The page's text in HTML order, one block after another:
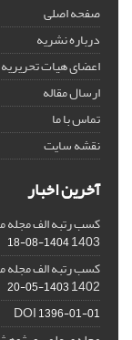
صفحه اصلی
درباره نشریه
اعضای هیات تحریریه
ارسال مقاله
تماس با ما
نقشه سایت
آخرین اخبار
کسب رتبه الف مجله
1403
1404-08-18
کسب رتبه الف مجله
1402
1403-05-20
DOI1396-01-01